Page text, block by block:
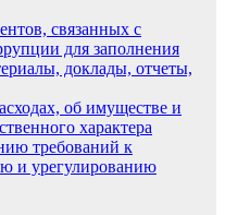
связанных с
для заполнения
доклады, отчеты,
об имуществе и
характера
требований к
и урегулированию